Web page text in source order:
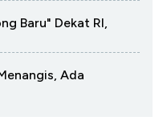
Baru" Dekat RI,
Ada